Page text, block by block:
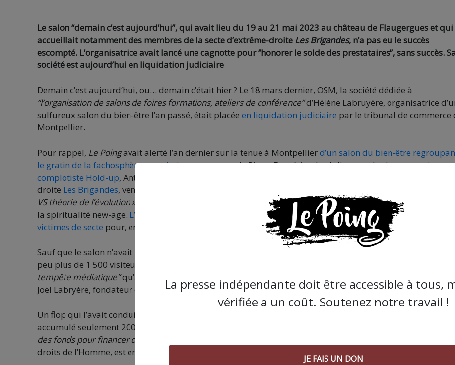
Le salon “demain c’est aujourd’hui”, qui avait lieu du 19 au 21 mai 2023 au château de Flaugergues et qui
accueillait notamment des membres de la secte d’extrême-droite Les Brigandes, n’a pas eu le succès
escompté. L’organisatrice avait lancé une cagnotte pour “honorer le solde des prestataires”, sans succès. Sa
société est aujourd’hui en liquidation judiciaire
Demain c’est aujourd’hui, ou… demain c’était hier ? Le 18 mars dernier, OSM, la société dédiée à
“l’organisation de salons de foires formations, ateliers de conférence”d’Hélène Labruyère, organisatrice
sulfureux salon du bien-être l’an passé, était placée en liquidation judiciaire par le tribunal de commerce
Montpellier.
Pour rappel, Le Poingavait alerté l’an dernier sur la tenue à Montpellierd’un salon du bien-être
le gratin de la fachosphère complotiste: par exemple Pierre Barnérias, le réalisateur dudocumentaire
complotiste Hold-up, Antoine Duvivier, le « secrétaire et documentariste » du groupe de la secte d’extrême-
droite Les Brigandes, venu présenter une conférence sur
VS théorie de l’évolution »
l’ancien producteurdes Brigandes et médecin axé sur
la spiritualité new-age. L’événement était d’ailleurs dans le viseur d’associations de défense de familles et
victimes de secte pour, entre autres, sa promotion des médecines alternatives sans fondement scientifique.
Sauf que le salon n’avait pas eu le succès escompté : s’il attendait 4 000 à 6 000 personnes, seulement un
peu plus de 1 500 visiteurs étaient venus au château de Flaugergues du 19 au 21 mai 2023. La faute à
tempête médiatique”qu’aurait subi le salon, selon son organisatrice, Hélène Labruyère, par aileurs nièce de
Joël Labryère, fondateur de la secte des Brigandes.
Un flop qui l’avait conduit
accumulé seulement 200 euros sur les 66 208 demandés. Aujourd’hui, la société OSM,
des fonds pour financer des groupes d’extrême droite”
droits de l’Homme, est en liquidation judiciaire. Bref, Demain c’est loin…
La presse indépendante doit être accessible à tous,
vérifiée a un coût. Soutenez notre travail !
JE FAIS UN DON